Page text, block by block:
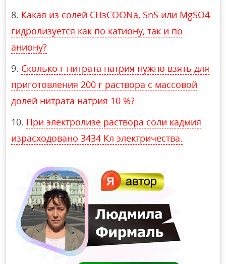
Какая из солей СНзСООNa, SnS или MgSO4
гидролизуется как по катиону, так и по
аниону?
Сколько г нитрата натрия нужно взять для
приготовления 200 г раствора с массовой
долей нитрата натрия 10 %?
При электролизе раствора соли кадмия
израсходовано 3434 Кл электричества.